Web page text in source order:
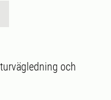
och